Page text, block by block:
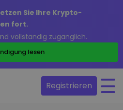
Sie Ihre Krypto-
fort.
vollständig zugänglich.
lesen
Registrieren